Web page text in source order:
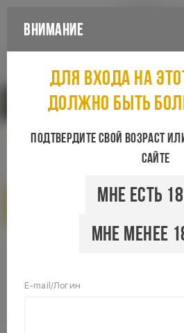
Санкт-Петербург
Показать
Внимание
Для входа на
должно быть
Подтвердите свой возраст
сайте
Мне есть
Мне менее
E-mail/Логин